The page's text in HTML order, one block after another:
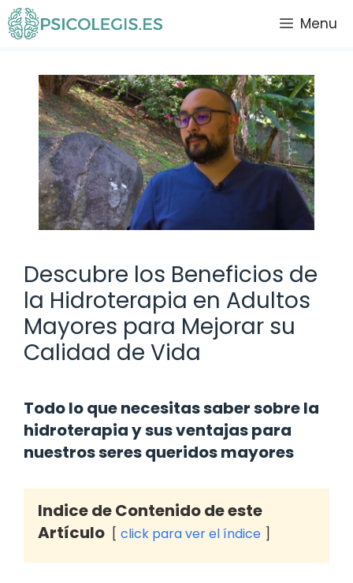
Saltar
al
Menu
Descubre los Beneficios de
la Hidroterapia en Adultos
Mayores para Mejorar su
Calidad de Vida
Todo lo que necesitas saber sobre la
hidroterapia y sus ventajas para
nuestros seres queridos mayores
Indice de Contenido de este
Artículo
click para ver el índice